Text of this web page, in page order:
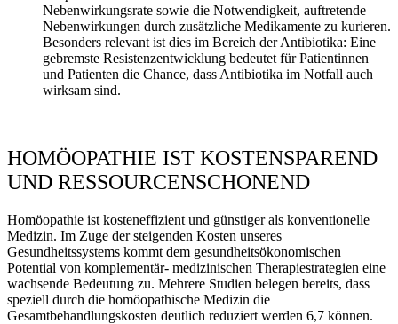
Nebenwirkungsrate sowie die Notwendigkeit, auftretende
Nebenwirkungen durch zusätzliche Medikamente zu kurieren.
Besonders relevant ist dies im Bereich der Antibiotika: Eine
gebremste Resistenzentwicklung bedeutet für Patientinnen
und Patienten die Chance, dass Antibiotika im Notfall auch
wirksam sind.
HOMÖOPATHIE IST KOSTENSPAREND
UND RESSOURCENSCHONEND
Homöopathie ist kosteneffizient und günstiger als konventionelle
Medizin. Im Zuge der steigenden Kosten unseres
Gesundheitssystems kommt dem gesundheitsökonomischen
Potential von komplementär- medizinischen Therapiestrategien eine
wachsende Bedeutung zu. Mehrere Studien belegen bereits, dass
speziell durch die homöopathische Medizin die
Gesamtbehandlungskosten deutlich reduziert werden 6,7 können.